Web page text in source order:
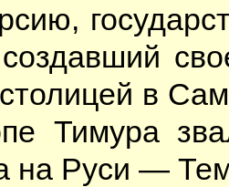
в
Ти­му­ра
на Ру­си —